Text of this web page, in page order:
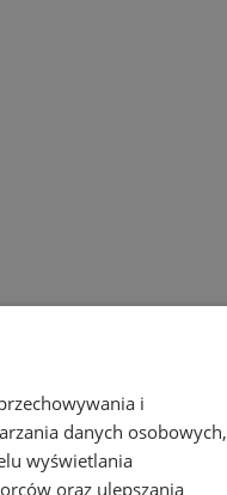
i
danych osobowych,
wyświetlania
oraz ulepszania